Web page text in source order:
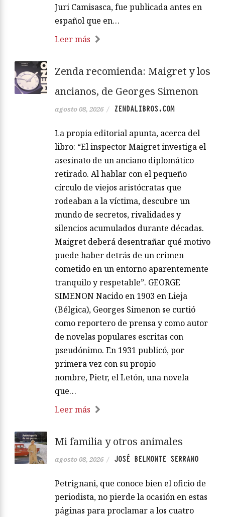
Juri Camisasca, fue publicada antes en
español que en…
Leer más
Zenda recomienda: Maigret y los
ancianos, de Georges Simenon
agosto 08, 2026 / ZENDALIBROS.COM
La propia editorial apunta, acerca del
libro: “El inspector Maigret investiga el
asesinato de un anciano diplomático
retirado. Al hablar con el pequeño
círculo de viejos aristócratas que
rodeaban a la víctima, descubre un
mundo de secretos, rivalidades y
silencios acumulados durante décadas.
Maigret deberá desentrañar qué motivo
puede haber detrás de un crimen
cometido en un entorno aparentemente
tranquilo y respetable”. GEORGE
SIMENON Nacido en 1903 en Lieja
(Bélgica), Georges Simenon se curtió
como reportero de prensa y como autor
de novelas populares escritas con
pseudónimo. En 1931 publicó, por
primera vez con su propio
nombre, Pietr, el Letón, una novela
que…
Leer más
Mi familia y otros animales
agosto 08, 2026 / JOSÉ BELMONTE SERRANO
Petrignani, que conoce bien el oficio de
periodista, no pierde la ocasión en estas
páginas para proclamar a los cuatro